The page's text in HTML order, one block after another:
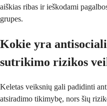
aiškias ribas ir ieškodami
grupes.
Kokie yra
sutrikimo rizikos
Keletas veiksnių gali padidinti
atsiradimo tikimybę, nors šių